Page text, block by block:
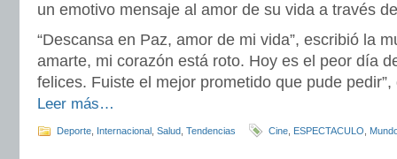
un emotivo mensaje al amor de su vida a través
“Descansa en Paz, amor de mi vida”, escribió la
amarte, mi corazón está roto. Hoy es el peor día
felices. Fuiste el mejor prometido que pude pedir”,
Leer más…
Deporte Internacional Salud Tendencias Cine ESPECTACULO